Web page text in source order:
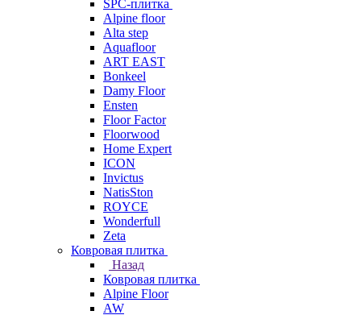
SPC-плитка
Alpine floor
Alta step
Aquafloor
ART EAST
Bonkeel
Damy Floor
Ensten
Floor Factor
Floorwood
Home Expert
ICON
Invictus
NatisSton
ROYCE
Wonderfull
Zeta
Ковровая плитка
Назад
Ковровая плитка
Alpine Floor
AW